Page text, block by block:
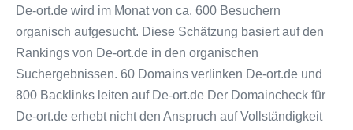
ort.de
De-ort.de wird im Monat von ca. 600 Besuchern
organisch aufgesucht. Diese Schätzung basiert auf den
Rankings von De-ort.de in den organischen
Suchergebnissen. 60 Domains verlinken De-ort.de und
800 Backlinks leiten auf De-ort.de Der Domaincheck für
De-ort.de erhebt nicht den Anspruch auf Vollständigkeit